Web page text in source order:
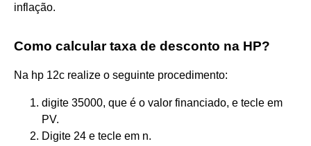
inflação.
Como calcular taxa de desconto na HP?
Na hp 12c realize o seguinte procedimento:
digite 35000, que é o valor financiado, e tecle em
PV.
Digite 24 e tecle em n.